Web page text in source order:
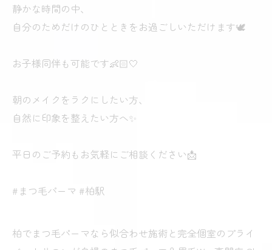
静かな時間の中、
自分のためだけのひとときをお過ごしいただけます🕊
お子様同伴も可能です👶🏻🤍
朝のメイクをラクにしたい方、
自然に印象を整えたい方へ✨
平日のご予約もお気軽にご相談ください📩
#まつ毛パーマ #柏駅
柏でまつ毛パーマなら似合わせ施術と完全個室のプライ